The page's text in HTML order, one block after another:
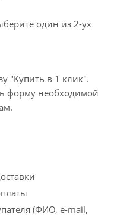
один из 2-ух
"Купить в 1 клик".
форму необходимой
(ФИО, e-mail,